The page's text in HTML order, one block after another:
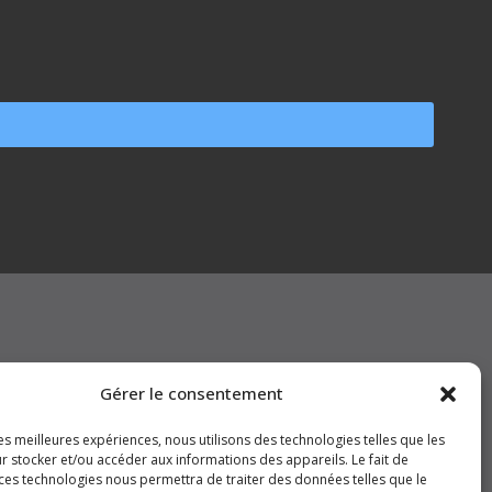
Gérer le consentement
meilleures expériences, nous utilisons des technologies telles que les
stocker et/ou accéder aux informations des appareils. Le fait de
technologies nous permettra de traiter des données telles que le